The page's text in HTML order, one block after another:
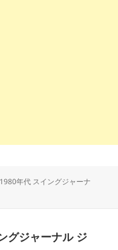
カ
1980年代 スイングジャーナ
グジャーナル ジ